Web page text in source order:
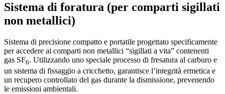
Sistema di foratura (per comparti sigillati
non metallici)
Sistema di precisione compatto e portatile progettato specificamente
per accedere ai comparti non metallici “sigillati a vita” contenenti
gas SF6. Utilizzando uno speciale processo di fresatura al carburo e
un sistema di fissaggio a cricchetto, garantisce l’integrità ermetica e
un recupero controllato del gas durante la dismissione, prevenendo
le emissioni ambientali.